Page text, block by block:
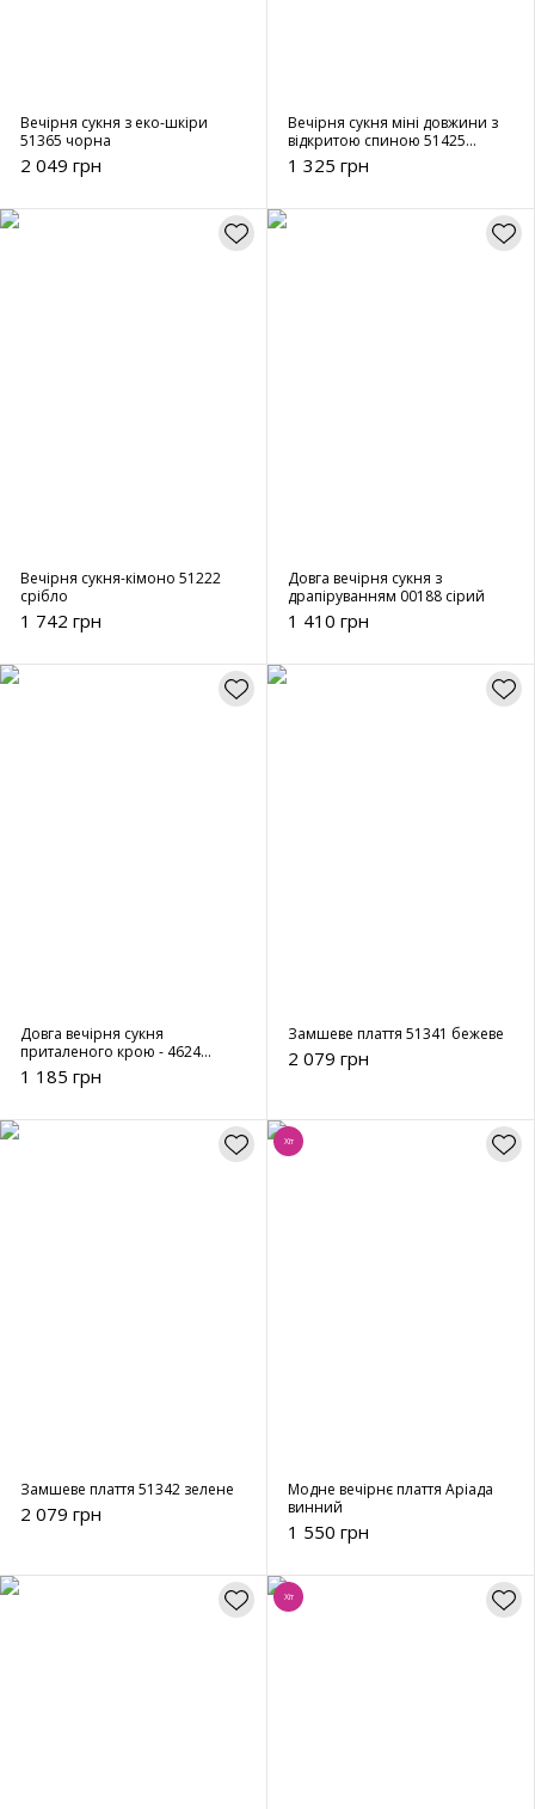
Вечірня сукня з еко-шкіри
51365 чорна
2 049 грн
Вечірня сукня міні довжини з
відкритою спиною 51425
срібло
1 325 грн
Вечірня сукня-кімоно 51222
срібло
1 742 грн
Довга вечірня сукня з
драпіруванням 00188 сірий
1 410 грн
Довга вечірня сукня
приталеного крою - 4624
чорний
1 185 грн
Замшеве плаття 51341 бежеве
2 079 грн
Замшеве плаття 51342 зелене
2 079 грн
Хіт
Модне вечірнє плаття Аріада
винний
1 550 грн
Хіт